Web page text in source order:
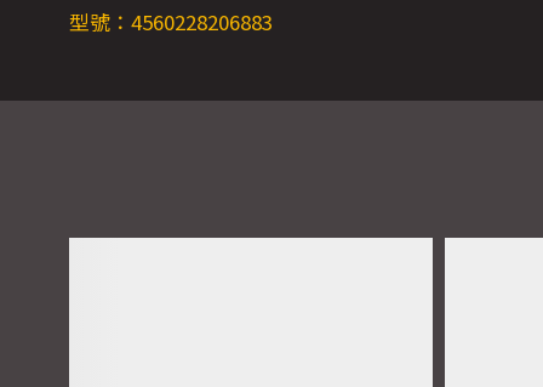
型號：4560228206883